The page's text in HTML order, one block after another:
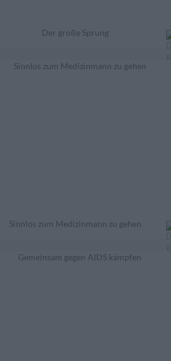
Der große Sprung
Sinnlos zum Medizinmann zu gehen